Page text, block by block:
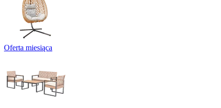
Oferta miesiąca